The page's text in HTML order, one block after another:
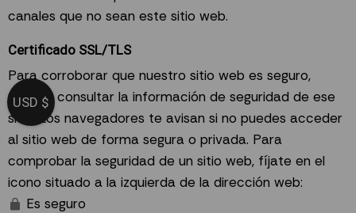
canales que no sean este sitio web.
Certificado SSL/TLS
Para corroborar que nuestro sitio web es seguro,
puedes consultar la información de seguridad de ese
sitio. Los navegadores te avisan si no puedes acceder
al sitio web de forma segura o privada. Para
comprobar la seguridad de un sitio web, fíjate en el
icono situado a la izquierda de la dirección web:
Es seguro
USD $